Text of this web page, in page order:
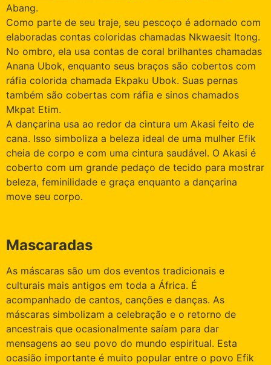
Abang.
Como parte de seu traje, seu pescoço é adornado com
elaboradas contas coloridas chamadas Nkwaesit Itong.
No ombro, ela usa contas de coral brilhantes chamadas
Anana Ubok, enquanto seus braços são cobertos com
ráfia colorida chamada Ekpaku Ubok. Suas pernas
também são cobertas com ráfia e sinos chamados
Mkpat Etim.
A dançarina usa ao redor da cintura um Akasi feito de
cana. Isso simboliza a beleza ideal de uma mulher Efik
cheia de corpo e com uma cintura saudável. O Akasi é
coberto com um grande pedaço de tecido para mostrar
beleza, feminilidade e graça enquanto a dançarina
move seu corpo.
Mascaradas
As máscaras são um dos eventos tradicionais e
culturais mais antigos em toda a África. É
acompanhado de cantos, canções e danças. As
máscaras simbolizam a celebração e o retorno de
ancestrais que ocasionalmente saíam para dar
mensagens ao seu povo do mundo espiritual. Esta
ocasião importante é muito popular entre o povo Efik